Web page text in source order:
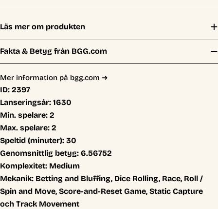
Läs mer om produkten
Fakta & Betyg från BGG.com
Mer information på bgg.com ➜
ID: 2397
Lanseringsår: 1630
Min. spelare: 2
Max. spelare: 2
Speltid (minuter): 30
Genomsnittlig betyg: 6.56752
Komplexitet: Medium
Mekanik: Betting and Bluffing, Dice Rolling, Race, Roll /
Spin and Move, Score-and-Reset Game, Static Capture
och Track Movement